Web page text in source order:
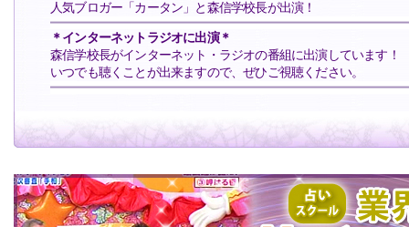
人気ブロガー「カータン」と森信学校長が出演！
＊インターネットラジオに出演＊
森信学校長がインターネット・ラジオの番組に出演しています！
いつでも聴くことが出来ますので、ぜひご視聴ください。